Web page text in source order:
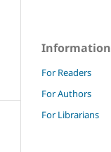
Information
For Readers
For Authors
For Librarians